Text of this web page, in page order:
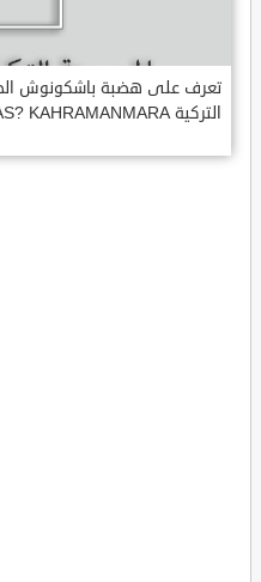
تعرف على هضبة باشكونوش
التركية BA?KONU? YAYLAS? KAHRAMANMARA?